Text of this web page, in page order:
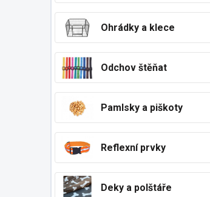
Ohrádky a klece
Odchov štěňat
Pamlsky a piškoty
Reflexní prvky
Deky a polštáře